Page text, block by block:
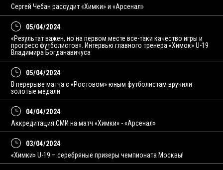
Сергей Чебан рассудит «Химки» и «Арсенал»
05/04/2024
«Результат важен, но на первом месте все-таки качество игры и
прогресс футболистов». Интервью главного тренера «Химок» U-19
Владимира Богданавичуса
05/04/2024
В перерыве матча с «Ростовом» юным футболистам вручили
золотые медали
04/04/2024
Аккредитация СМИ на матч «Химки» - «Арсенал»
03/04/2024
«Химки» U-19 – серебряные призеры чемпионата Москвы!